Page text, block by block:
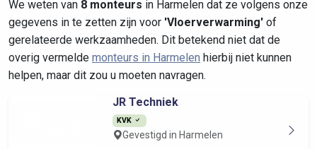
We weten van 8 monteurs in Harmelen dat ze volgens onze
gegevens in te zetten zijn voor 'Vloerverwarming' of
gerelateerde werkzaamheden. Dit betekend niet dat de
overig vermelde monteurs in Harmelen hierbij niet kunnen
helpen, maar dit zou u moeten navragen.
JR Techniek
KVK
Gevestigd in Harmelen